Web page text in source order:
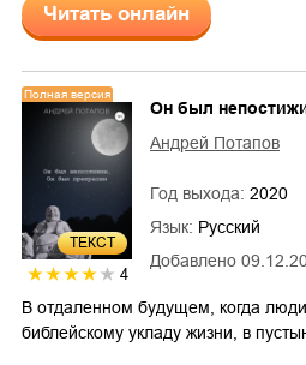
Читать онлайн
ТЕКСТ
Полная версия
4
Добавлено
Он был
Андрей Потапов
Год выхода: 2020
Язык: Русский
В отдаленном будущем, когда люди
библейскому укладу жизни, в